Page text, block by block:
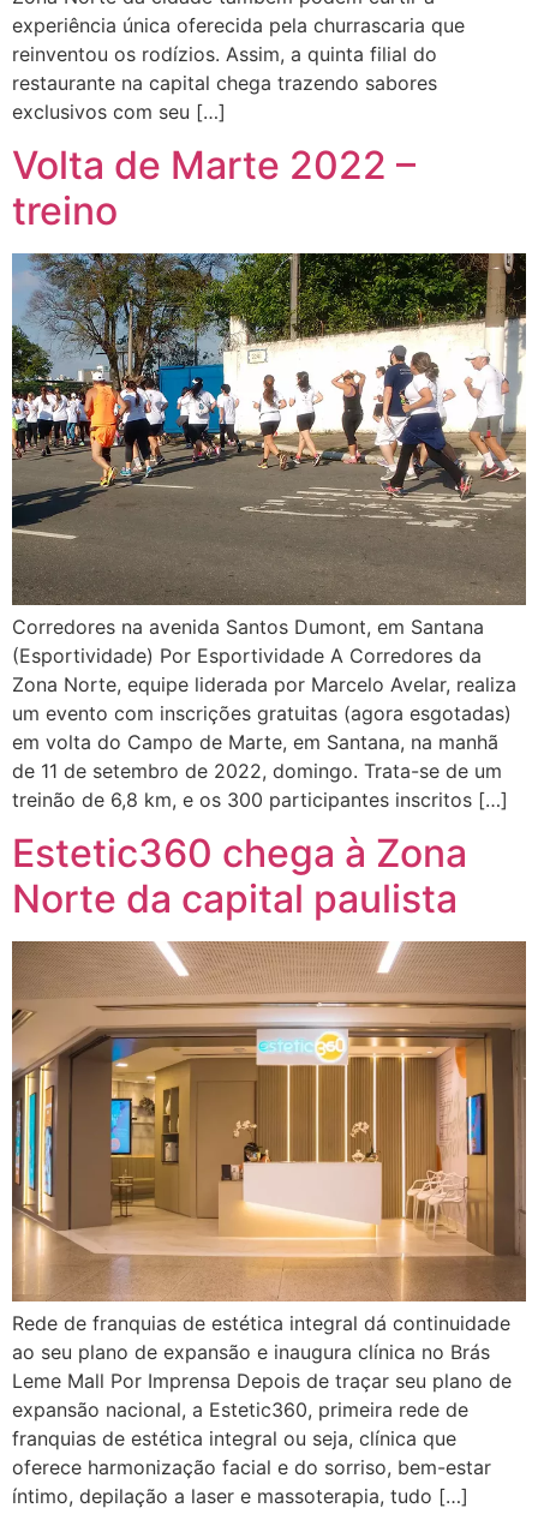
experiência única oferecida pela churrascaria que
reinventou os rodízios. Assim, a quinta filial do
restaurante na capital chega trazendo sabores
exclusivos com seu […]
Volta de Marte 2022 –
treino
Corredores na avenida Santos Dumont, em Santana
(Esportividade) Por Esportividade A Corredores da
Zona Norte, equipe liderada por Marcelo Avelar, realiza
um evento com inscrições gratuitas (agora esgotadas)
em volta do Campo de Marte, em Santana, na manhã
de 11 de setembro de 2022, domingo. Trata-se de um
treinão de 6,8 km, e os 300 participantes inscritos […]
Estetic360 chega à Zona
Norte da capital paulista
Rede de franquias de estética integral dá continuidade
ao seu plano de expansão e inaugura clínica no Brás
Leme Mall Por Imprensa Depois de traçar seu plano de
expansão nacional, a Estetic360, primeira rede de
franquias de estética integral ou seja, clínica que
oferece harmonização facial e do sorriso, bem-estar
íntimo, depilação a laser e massoterapia, tudo […]